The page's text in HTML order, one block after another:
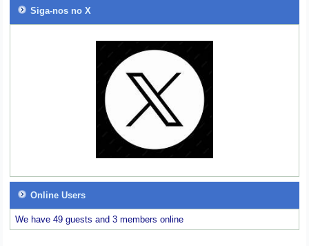
Siga-nos no X
Online Users
We have 49 guests and 3 members online